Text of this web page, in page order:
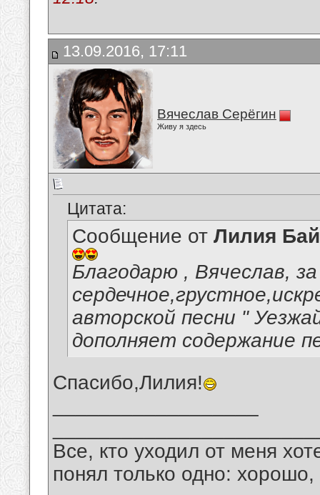
13.09.2016, 17:11
Вячеслав Серёгин
Живу я здесь
Цитата:
Сообщение от Лилия
Благодарю , Вячеслав,
авторской песни "
дополняет содержание
Спасибо,Лилия!
Все, кто уходил от меня
понял только одно: